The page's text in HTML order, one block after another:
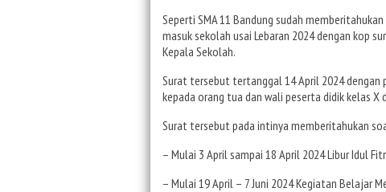
Seperti SMA 11 Bandung sudah
masuk sekolah usai Lebaran 2024 dengan kop
Kepala Sekolah.
Surat tersebut tertanggal 14 April 2024
kepada orang tua dan wali peserta didik kelas X
Surat tersebut pada intinya memberitahukan
– Mulai 3 April sampai 18 April 2024 Libur Idul
– Mulai 19 April – 7 Juni 2024 Kegiatan Belajar